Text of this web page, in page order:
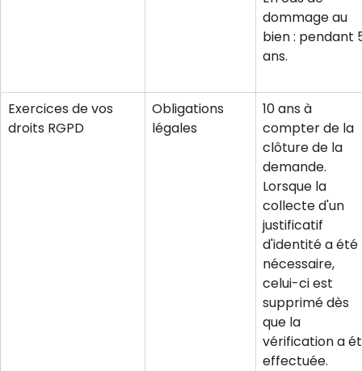
dommage au
bien : pendant
ans.
Exercices de vos
droits RGPD
Obligations
légales
10 ans à
compter de la
clôture de la
demande.
Lorsque la
collecte d'un
justificatif
d'identité a été
nécessaire,
celui-ci est
supprimé dès
que la
vérification a
effectuée.